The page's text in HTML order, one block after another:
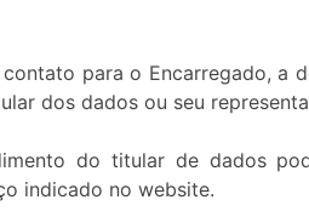
para o Encarregado, a
dos dados ou seu
do titular de dados
indicado no website.